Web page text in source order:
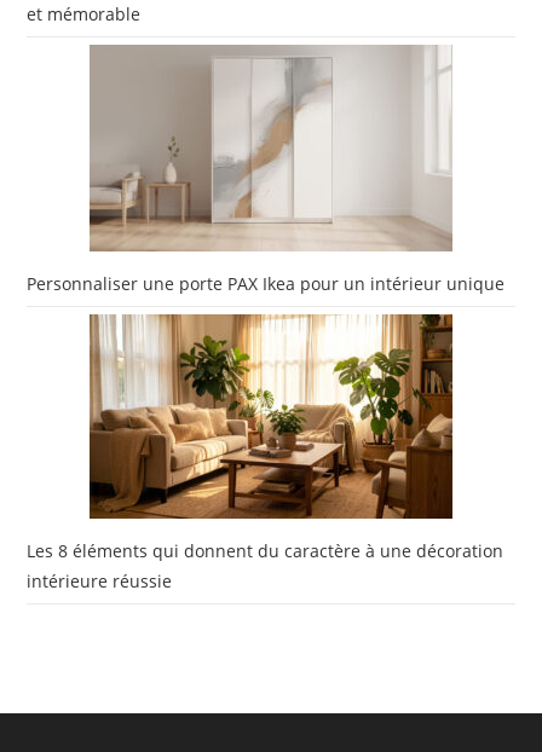
et mémorable
Personnaliser une porte PAX Ikea pour un intérieur unique
Les 8 éléments qui donnent du caractère à une décoration
intérieure réussie